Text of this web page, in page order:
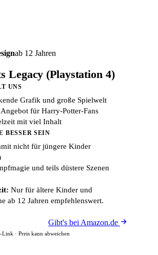
ab 12 Jahren
Legacy (Playstation 4)
UNS
Grafik und große Spielwelt
Angebot für Harry-Potter-Fans
mit viel Inhalt
BESSER SEIN
nicht für jüngere Kinder
und teils düstere Szenen
Nur für ältere Kinder und
ab 12 Jahren empfehlenswert.
Gibt's bei Amazon.de
· Preis kann abweichen